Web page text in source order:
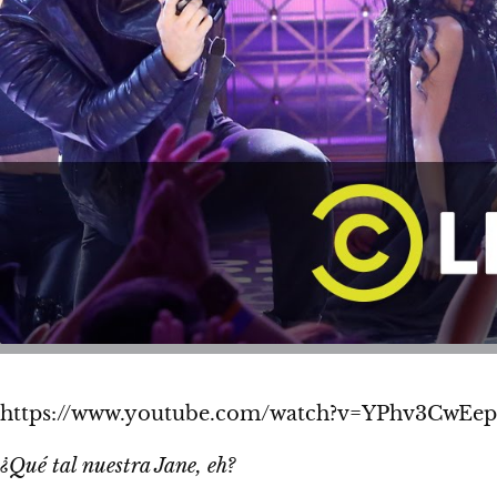
https://www.youtube.com/
¿Qué tal nuestra Jane, eh?